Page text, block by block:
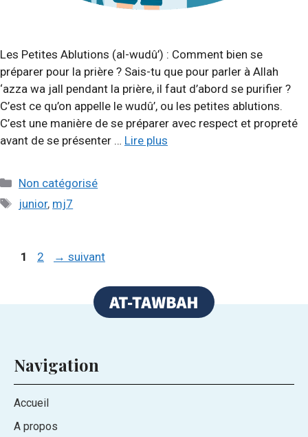
Les Petites Ablutions (al-wudû’) : Comment bien se
préparer pour la prière ? Sais-tu que pour parler à Allah
‘azza wa jall pendant la prière, il faut d’abord se purifier ?
C’est ce qu’on appelle le wudû’, ou les petites ablutions.
C’est une manière de se préparer avec respect et propreté
avant de se présenter … Lire plus
Catégories
Non catégorisé
Étiquettes
junior, mj7
Page
1 Page
2 → suivant
Navigation
Accueil
A propos